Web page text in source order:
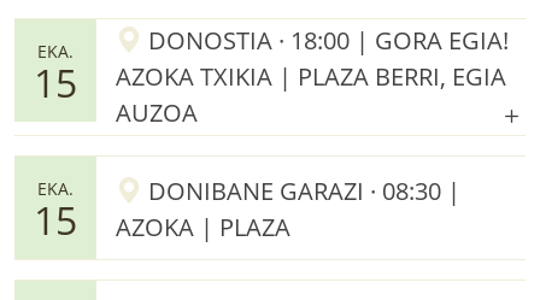
EKA.
15
DONOSTIA · 18:00 | GORA EGIA!
AZOKA TXIKIA | PLAZA BERRI, EGIA
AUZOA
EKA.
15
DONIBANE GARAZI · 08:30 |
AZOKA | PLAZA